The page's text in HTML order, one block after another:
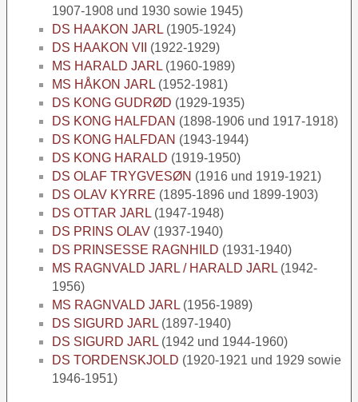
1907-1908 und 1930 sowie 1945)
DS HAAKON JARL (1905-1924)
DS HAAKON VII
(1922-1929)
MS HARALD JARL (1960-1989)
MS HÅKON JARL (1952-1981)
DS KONG GUDRØD (1929-1935)
DS KONG HALFDAN (1898-1906 und 1917-1918)
DS KONG HALFDAN (1943-1944)
DS KONG HARALD (1919-1950)
DS OLAF TRYGVESØN (1916 und 1919-1921)
DS OLAV KYRRE (1895-1896 und 1899-1903)
DS OTTAR JARL (1947-1948)
DS PRINS OLAV (1937-1940)
DS PRINSESSE RAGNHILD (1931-1940)
MS RAGNVALD JARL / HARALD JARL (1942-
1956)
MS RAGNVALD JARL (1956-1989)
DS SIGURD JARL (1897-1940)
DS SIGURD JARL (1942 und 1944-1960)
DS TORDENSKJOLD (1920-1921 und 1929 sowie
1946-1951)